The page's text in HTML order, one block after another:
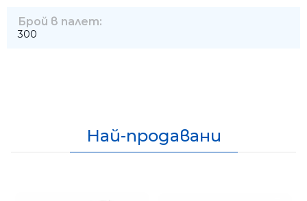
Брой в палет:
300
Най-продавани